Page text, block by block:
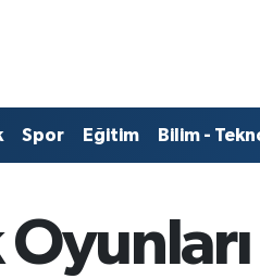
Spor Eğitim Bilim -